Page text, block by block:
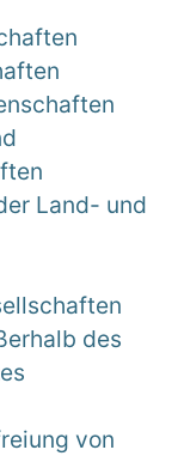
Land- und
des
von